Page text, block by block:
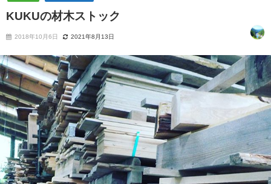
KUKUの材木ストック
2018年10月6日 2021年8月13日